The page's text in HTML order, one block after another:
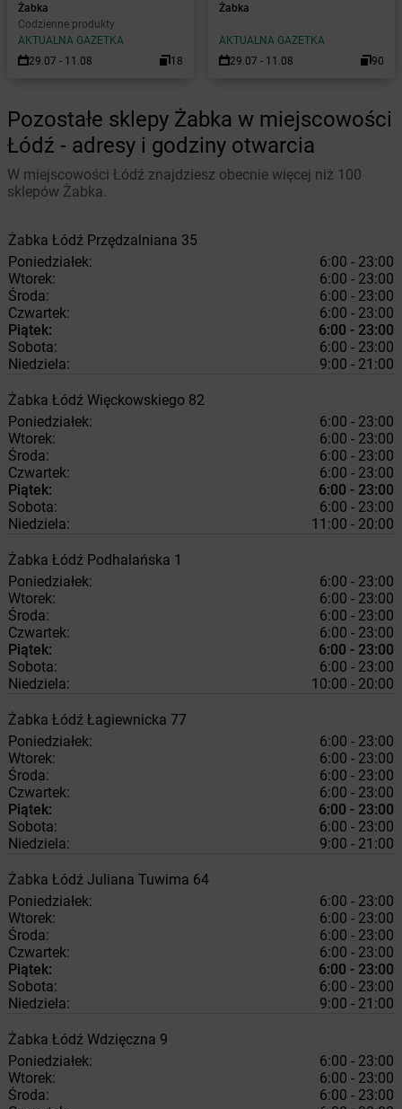
Żabka
Codzienne produkty
AKTUALNA GAZETKA
29.07 - 11.08
18
Żabka
AKTUALNA GAZETKA
29.07 - 11.08
90
Pozostałe sklepy Żabka w miejscowości
Łódź - adresy i godziny otwarcia
W miejscowości Łódź znajdziesz obecnie więcej niż 100
sklepów Żabka.
Żabka Łódź Przędzalniana 35
Poniedziałek:
6:00 - 23:00
Wtorek:
6:00 - 23:00
Środa:
6:00 - 23:00
Czwartek:
6:00 - 23:00
Piątek:
6:00 - 23:00
Sobota:
6:00 - 23:00
Niedziela:
9:00 - 21:00
Żabka Łódź Więckowskiego 82
Poniedziałek:
6:00 - 23:00
Wtorek:
6:00 - 23:00
Środa:
6:00 - 23:00
Czwartek:
6:00 - 23:00
Piątek:
6:00 - 23:00
Sobota:
6:00 - 23:00
Niedziela:
11:00 - 20:00
Żabka Łódź Podhalańska 1
Poniedziałek:
6:00 - 23:00
Wtorek:
6:00 - 23:00
Środa:
6:00 - 23:00
Czwartek:
6:00 - 23:00
Piątek:
6:00 - 23:00
Sobota:
6:00 - 23:00
Niedziela:
10:00 - 20:00
Żabka Łódź Łagiewnicka 77
Poniedziałek:
6:00 - 23:00
Wtorek:
6:00 - 23:00
Środa:
6:00 - 23:00
Czwartek:
6:00 - 23:00
Piątek:
6:00 - 23:00
Sobota:
6:00 - 23:00
Niedziela:
9:00 - 21:00
Żabka Łódź Juliana Tuwima 64
Poniedziałek:
6:00 - 23:00
Wtorek:
6:00 - 23:00
Środa:
6:00 - 23:00
Czwartek:
6:00 - 23:00
Piątek:
6:00 - 23:00
Sobota:
6:00 - 23:00
Niedziela:
9:00 - 21:00
Żabka Łódź Wdzięczna 9
Poniedziałek:
6:00 - 23:00
Wtorek:
6:00 - 23:00
Środa:
6:00 - 23:00